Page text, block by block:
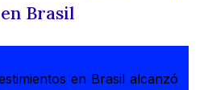
Brasil
en Brasil alcanzó